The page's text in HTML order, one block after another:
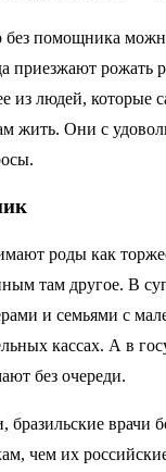
без помощника
приезжают рожать
из людей, которые
жить. Они с
роды как
там другое. В
и семьями с
кассах. А в
без очереди.
врачи
чем их